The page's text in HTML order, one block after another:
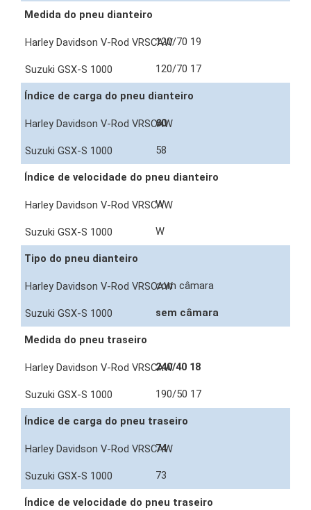
Medida do pneu dianteiro
120/70 19
120/70 17
Índice de carga do pneu dianteiro
60
58
Índice de velocidade do pneu dianteiro
W
W
Tipo do pneu dianteiro
com câmara
sem câmara
Medida do pneu traseiro
240/40 18
190/50 17
Índice de carga do pneu traseiro
74
73
Índice de velocidade do pneu traseiro